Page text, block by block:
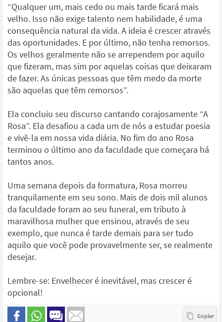
“Qualquer um, mais cedo ou mais tarde ficará mais
velho. Isso não exige talento nem habilidade, é uma
consequência natural da vida. A ideia é crescer através
das oportunidades. E por último, não tenha remorsos.
Os velhos geralmente não se arrependem por aquilo
que fizeram, mas sim por aquelas coisas que deixaram
de fazer. As únicas pessoas que têm medo da morte
são aquelas que têm remorsos”.
Ela concluiu seu discurso cantando corajosamente “A
Rosa”. Ela desafiou a cada um de nós a estudar poesia
e vivê-la em nossa vida diária. No fim do ano Rosa
terminou o último ano da faculdade que começara há
tantos anos.
Uma semana depois da formatura, Rosa morreu
tranquilamente em seu sono. Mais de dois mil alunos
da faculdade foram ao seu funeral, em tributo à
maravilhosa mulher que ensinou, através de seu
exemplo, que nunca é tarde demais para ser tudo
aquilo que você pode provavelmente ser, se realmente
desejar.
Lembre-se: Envelhecer é inevitável, mas crescer é
opcional!